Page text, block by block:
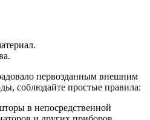
первозданным внешним
соблюдайте простые правила:
в непосредственной